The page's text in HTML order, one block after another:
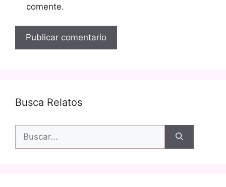
comente.
Busca Relatos
Buscar: